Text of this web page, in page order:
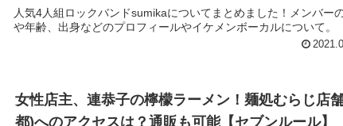
人気4人組ロックバンドsumikaについてまとめました！メンバー
や年齢、出身などのプロフィールやイケメンボーカルについて。
女性店主、連恭子の檸檬ラーメン！麺処むらじ店
都)へのアクセスは？通販も可能【セブンルール】